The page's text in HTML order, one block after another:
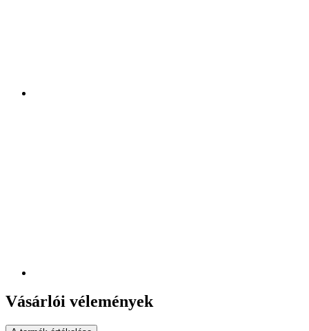
Vásárlói vélemények